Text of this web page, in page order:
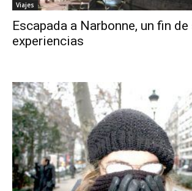
Viajes
Escapada a Narbonne, un fin
experiencias